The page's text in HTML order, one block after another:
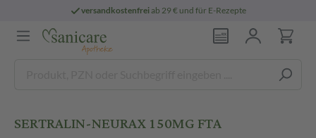
versandkostenfreiab 29 € und für E-Rezepte
SERTRALIN-NEURAX 150MG FTA